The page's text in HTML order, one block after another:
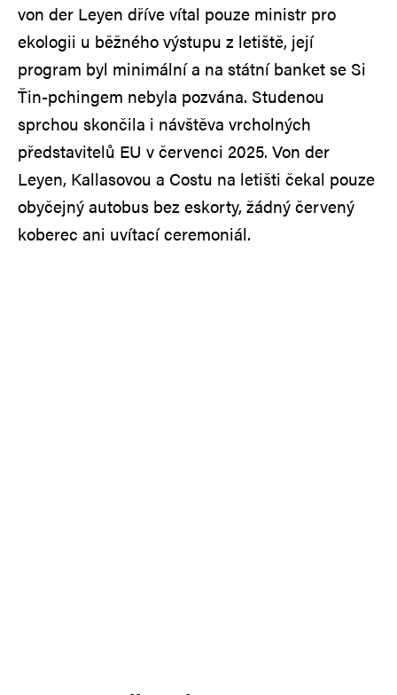
von der Leyen dříve vítal pouze ministr pro
ekologii u běžného výstupu z letiště, její
program byl minimální a na státní banket se Si
Ťin-pchingem nebyla pozvána. Studenou
sprchou skončila i návštěva vrcholných
představitelů EU v červenci 2025. Von der
Leyen, Kallasovou a Costu na letišti čekal pouze
obyčejný autobus bez eskorty, žádný červený
koberec ani uvítací ceremoniál.